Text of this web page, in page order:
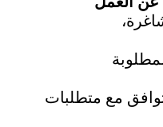
مع متطلبات